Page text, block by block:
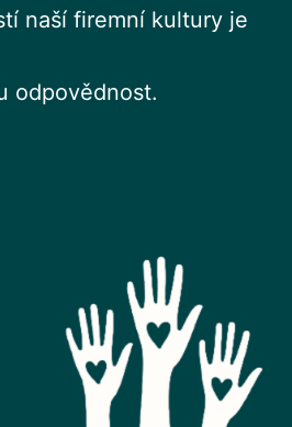
naší firemní kultury je
odpovědnost.